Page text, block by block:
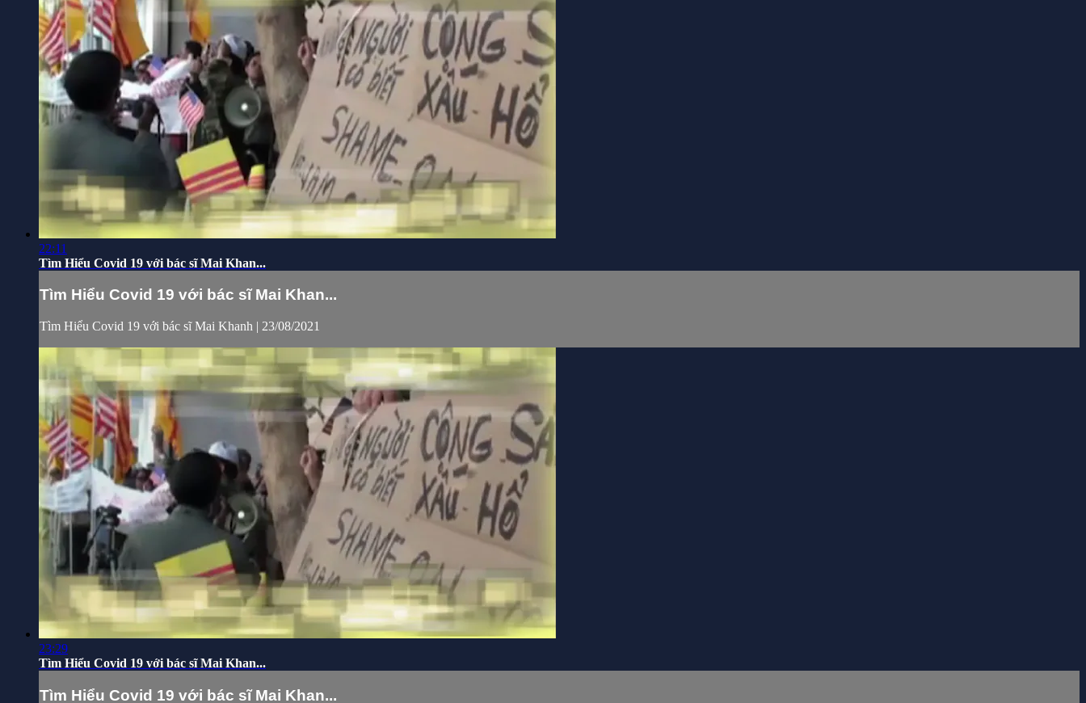
22:11
Tìm Hiểu Covid 19 với bác sĩ Mai Khan...
Tìm Hiểu Covid 19 với bác sĩ Mai Khan...
Tìm Hiểu Covid 19 với bác sĩ Mai Khanh | 23/08/2021
23:29
Tìm Hiểu Covid 19 với bác sĩ Mai Khan...
Tìm Hiểu Covid 19 với bác sĩ Mai Khan...